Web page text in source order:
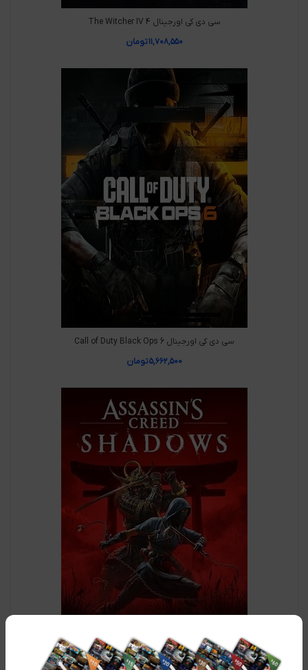
سی دی کی اورجینال The Witcher IV 4
۱۱,۷۰۸,۵۵۰تومان
سی دی کی اورجینال Call of Duty Black Ops 6
۵,۶۶۲,۵۰۰تومان
سی دی کی اورجینال Assassins Creed Shadows